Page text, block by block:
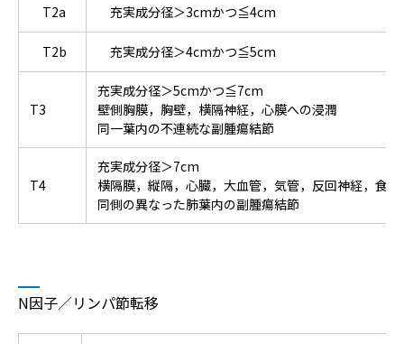
T2a 充実成分径＞3cmかつ≦4cm
T2b 充実成分径＞4cmかつ≦5cm
T3
充実成分径＞5cmかつ≦7cm
壁側胸膜，胸壁，横隔神経，心膜への浸潤
同一葉内の不連続な副腫瘍結節
T4
充実成分径＞7cm
横隔膜，縦隔，心臓，大血管，気管，反回神経，食
同側の異なった肺葉内の副腫瘍結節
N因子／リンパ節転移